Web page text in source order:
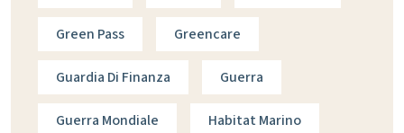
Green Pass Greencare
Guardia Di Finanza Guerra
Guerra Mondiale Habitat Marino